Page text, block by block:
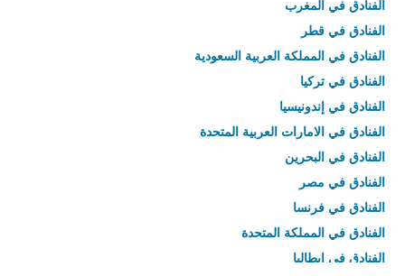
الفنادق في المغرب
الفنادق في قطر
الفنادق في المملكة العربية السعودية
الفنادق في تركيا
الفنادق في إندونيسيا
الفنادق في الامارات العربية المتحدة
الفنادق في البحرين
الفنادق في مصر
الفنادق في فرنسا
الفنادق في المملكة المتحدة
الفنادق في إيطاليا